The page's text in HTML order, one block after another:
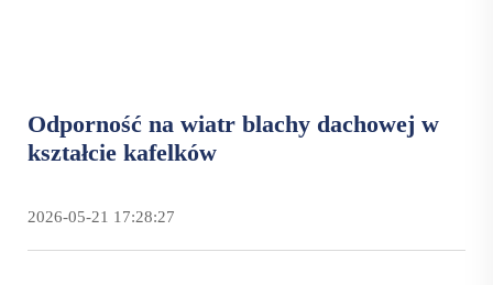
Odporność na wiatr blachy dachowej w
kształcie kafelków
2026-05-21 17:28:27